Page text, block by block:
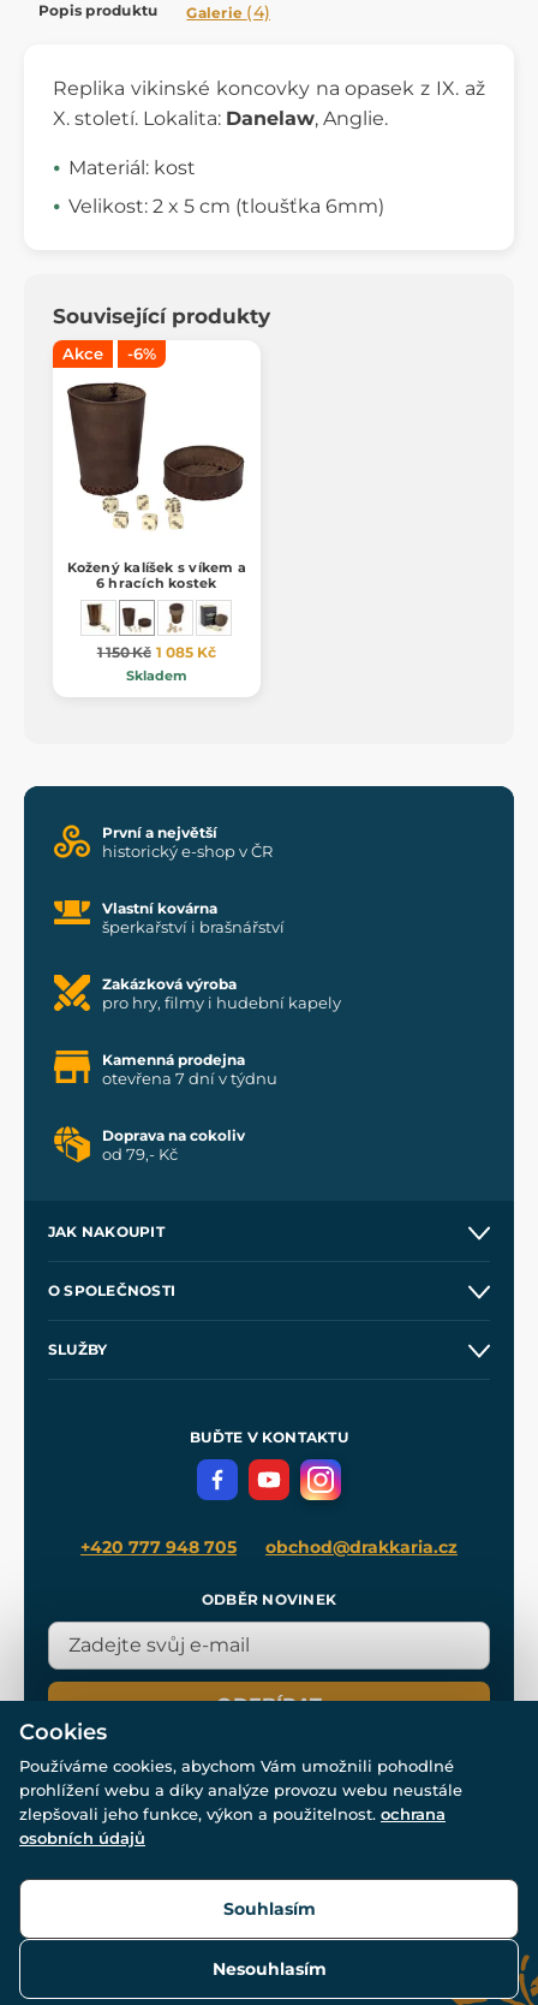
Popis produktu Galerie (4)
Replika vikinské koncovky na opasek z IX. až
X. století. Lokalita: Danelaw, Anglie.
Materiál: kost
Velikost: 2 x 5 cm (tloušťka 6mm)
Související produkty
Akce -6%
Kožený kalíšek s víkem a
6 hracích kostek
1 150 Kč 1 085 Kč
Skladem
První a největší
historický e-shop v ČR
Vlastní kovárna
šperkařství i brašnářství
Zakázková výroba
pro hry, filmy i hudební kapely
Kamenná prodejna
otevřena 7 dní v týdnu
Doprava na cokoliv
od 79,- Kč
JAK NAKOUPIT
Velkoobchod
O SPOLEČNOSTI
SLUŽBY
Meče pro Kingdom Come
BUĎTE V KONTAKTU
+420 777 948 705 obchod@drakkaria.cz
ODBĚR NOVINEK
ODEBÍRAT
© Všechna práva vyhrazena. www.drakkaria.cz 2007-2026.
Cookies
Používáme cookies, abychom Vám umožnili pohodlné
prohlížení webu a díky analýze provozu webu neustále
zlepšovali jeho funkce, výkon a použitelnost. ochrana
osobních údajů
Nesouhlasím
Souhlasím